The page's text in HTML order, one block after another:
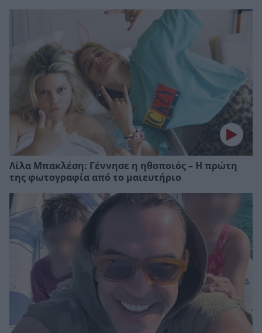
Λίλα Μπακλέση: Γέννησε η ηθοποιός – Η πρώτη
της φωτογραφία από το μαιευτήριο